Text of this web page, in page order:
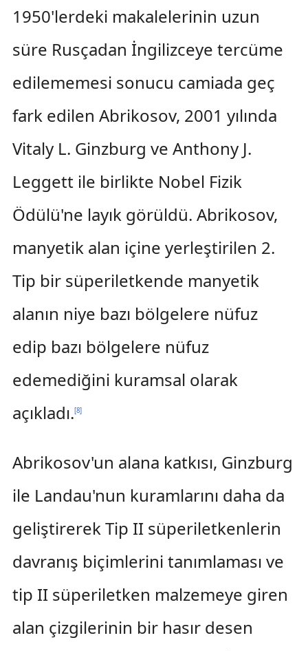
1950'lerdeki makalelerinin uzun
süre Rusçadan İngilizceye tercüme
edilememesi sonucu camiada geç
fark edilen Abrikosov, 2001 yılında
Vitaly L. Ginzburg ve Anthony J.
Leggett ile birlikte Nobel Fizik
Ödülü'ne layık görüldü. Abrikosov,
manyetik alan içine yerleştirilen 2.
Tip bir süperiletkende manyetik
alanın niye bazı bölgelere nüfuz
edip bazı bölgelere nüfuz
edemediğini kuramsal olarak
açıkladı.[8]
Abrikosov'un alana katkısı, Ginzburg
ile Landau'nun kuramlarını daha da
geliştirerek Tip II süperiletkenlerin
davranış biçimlerini tanımlaması ve
tip II süperiletken malzemeye giren
alan çizgilerinin bir hasır desen